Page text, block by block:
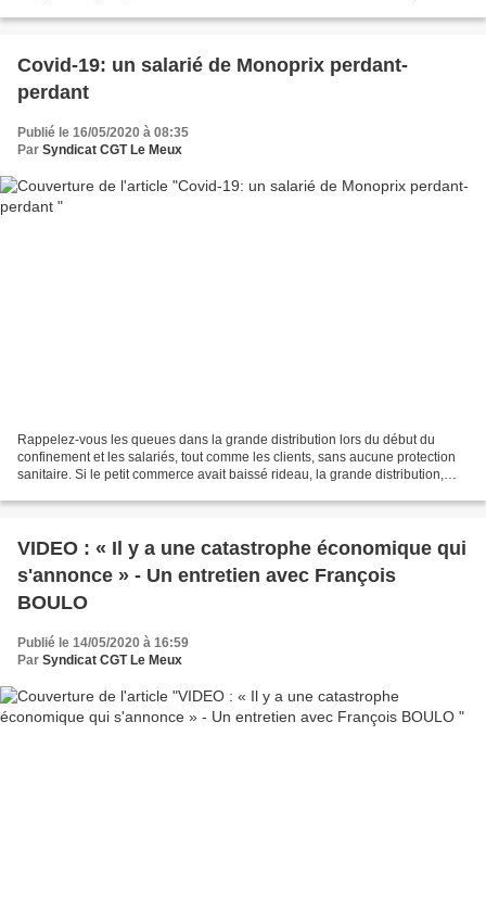
Covid-19: un salarié de Monoprix perdant-
perdant
Publié le 16/05/2020 à 08:35
Par Syndicat CGT Le Meux
Rappelez-vous les queues dans la grande distribution lors du début du
confinement et les salariés, tout comme les clients, sans aucune protection
sanitaire. Si le petit commerce avait baissé rideau, la grande distribution,
VIDEO : « Il y a une catastrophe économique qui
s'annonce » - Un entretien avec François
BOULO
Publié le 14/05/2020 à 16:59
Par Syndicat CGT Le Meux